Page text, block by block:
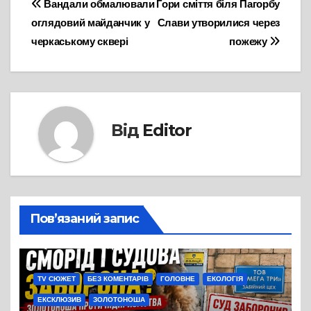
Навігація
записів
Гори сміття біля Пагорбу
Слави утворилися через
пожежу
Вандали обмалювали
оглядовий майданчик у
черкаському сквері
Від Editor
Пов’язаний запис
TV СЮЖЕТ БЕЗ КОМЕНТАРІВ ГОЛОВНЕ ЕКОЛОГІЯ
ЕКСКЛЮЗИВ ЗОЛОТОНОША